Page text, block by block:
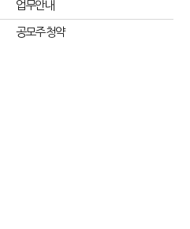
업무안내
공모주 청약